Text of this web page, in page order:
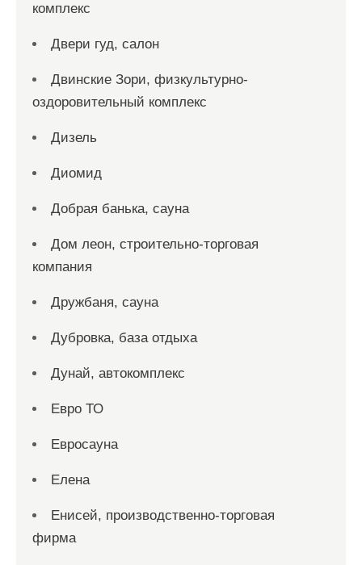
комплекс
Двери гуд, салон
Двинские Зори, физкультурно-
оздоровительный комплекс
Дизель
Диомид
Добрая банька, сауна
Дом леон, строительно-торговая
компания
Дружбаня, сауна
Дубровка, база отдыха
Дунай, автокомплекс
Евро ТО
Евросауна
Елена
Енисей, производственно-торговая
фирма